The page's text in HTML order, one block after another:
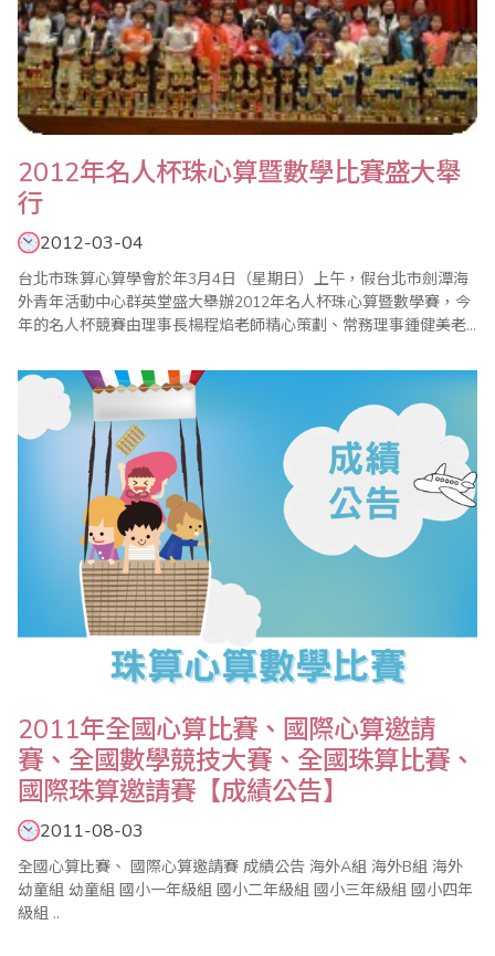
2012年名人杯珠心算暨數學比賽盛大舉
行
2012-03-04
台北市珠算心算學會於年3月4日（星期日）上午，假台北市劍潭海
外青年活動中心群英堂盛大舉辦2012年名人杯珠心算暨數學賽，今
年的名人杯競賽由理事長楊程焰老師精心策劃、常務理事鍾健美老
老師們的協助與配合，比賽圓滿成功！本屆比賽，在珠心算部份，
和往年有些不同。為了讓更多孩子能一同體驗這場盛會，特別增設
心算組，同時保留著名人杯最大的特色--唸心算比..
2011年全國心算比賽、國際心算邀請
賽、全國數學競技大賽、全國珠算比賽、
國際珠算邀請賽【成績公告】
2011-08-03
全國心算比賽、 國際心算邀請賽 成績公告 海外A組 海外B組 海外
幼童組 幼童組 國小一年級組 國小二年級組 國小三年級組 國小四年
級組 ..